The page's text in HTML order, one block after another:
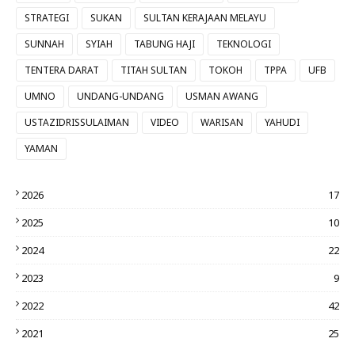
STRATEGI
SUKAN
SULTAN KERAJAAN MELAYU
SUNNAH
SYIAH TABUNG HAJI
TEKNOLOGI
TENTERA DARAT
TITAH SULTAN TOKOH TPPA
UFB
UMNO
UNDANG-UNDANG
USMAN AWANG
USTAZIDRISSULAIMAN
VIDEO WARISAN
YAHUDI
YAMAN
2026
17
2025
10
2024
22
2023
9
2022
42
2021
25